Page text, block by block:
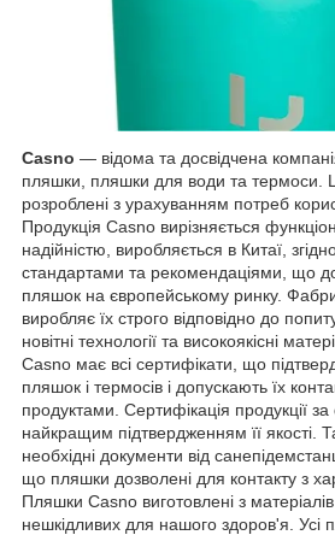
Casno — відома та досвідчена
пляшки, пляшки для води та термоси.
розроблені з урахуванням потреб
Продукція Casno вирізняється
надійністю, виробляється в Китаї,
стандартами та рекомендаціями, що
пляшок на європейському ринку.
виробляє їх строго відповідно до
новітні технології та високоякісні
Casno має всі сертифікати, що
пляшок і термосів і допускають їх
продуктами. Сертифікація продукції
найкращим підтвердженням її якості.
необхідні документи від
що пляшки дозволені для контакту з
Пляшки Casno виготовлені з
нешкідливих для нашого здоров'я. Усі